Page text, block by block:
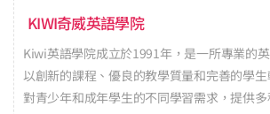
KIWI奇威英語學院
Kiwi英語學院成立於1991年，是一所專業的
以創新的課程、優良的教學質量和完善的學
對青少年和成年學生的不同學習需求，提供多